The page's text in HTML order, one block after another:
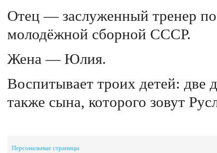
Отец — заслуженный тренер по
молодёжной сборной СССР.
Жена — Юлия.
Воспитывает троих детей:
также сына, которого зовут
Персональные страницы